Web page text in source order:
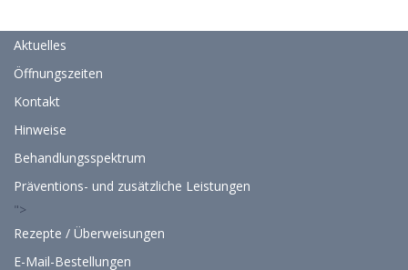
Aktuelles
Öffnungszeiten
Kontakt
Hinweise
Behandlungsspektrum
Präventions- und zusätzliche Leistungen
">
Rezepte / Überweisungen
E-Mail-Bestellungen